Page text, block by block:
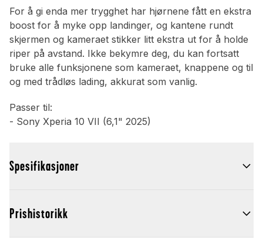
For å gi enda mer trygghet har hjørnene fått en ekstra
boost for å myke opp landinger, og kantene rundt
skjermen og kameraet stikker litt ekstra ut for å holde
riper på avstand. Ikke bekymre deg, du kan fortsatt
bruke alle funksjonene som kameraet, knappene og til
og med trådløs lading, akkurat som vanlig.
Passer til:
- Sony Xperia 10 VII (6,1" 2025)
Spesifikasjoner
Prishistorikk